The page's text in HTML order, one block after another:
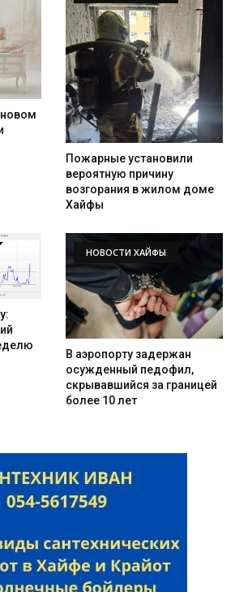
Искать
Пожарные установили
вероятную причину
возгорания в жилом доме
Хайфы
НОВОСТИ ХАЙФЫ
В аэропорту задержан
осужденный педофил,
скрывавшийся за границей
более 10 лет